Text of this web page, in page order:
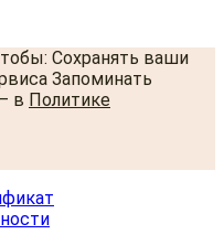
Сохранять ваши
Запоминать
в Политике